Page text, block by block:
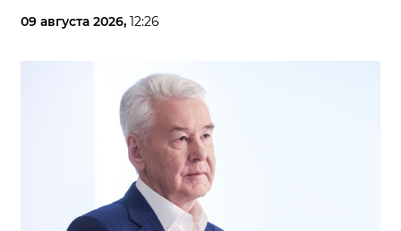
09 августа 2026, 12:26